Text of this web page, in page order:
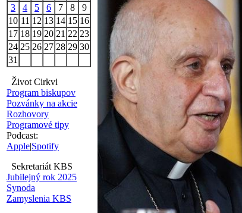
3
4 5 6 7 8
9
10 11 12 13 14 15 16
17 18 19 20 21 22 23
24 25 26 27 28 29 30
31
Život Cirkvi
Program biskupov
Pozvánky na akcie
Rozhovory
Programové tipy
Podcast:
Apple|Spotify
Sekretariát KBS
Jubilejný rok 2025
Synoda
Zamyslenia KBS